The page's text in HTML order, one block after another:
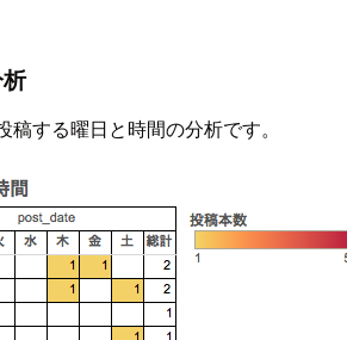
する曜日と時間の分析です。